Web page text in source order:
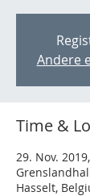
Andere
Time &
29. Nov.
Hasselt,